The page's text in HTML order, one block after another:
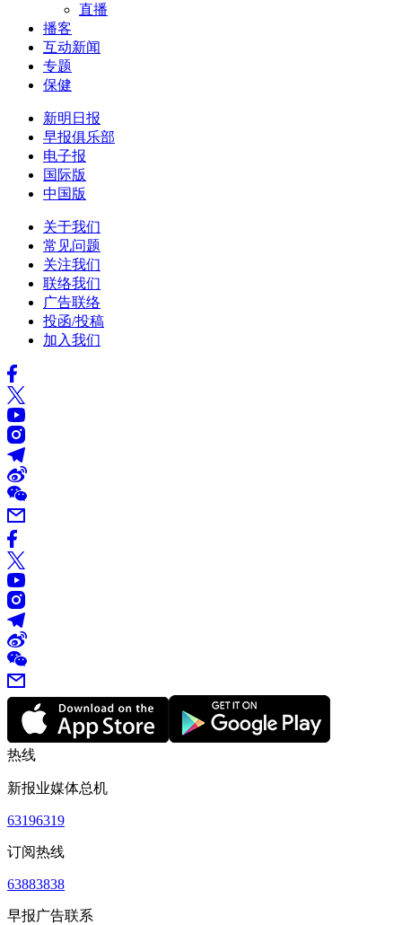
直播
播客
互动新闻
专题
保健
新明日报
早报俱乐部
电子报
国际版
中国版
关于我们
常见问题
关注我们
联络我们
广告联络
投函/投稿
加入我们
热线
新报业媒体总机
63196319
订阅热线
63883838
早报广告联系